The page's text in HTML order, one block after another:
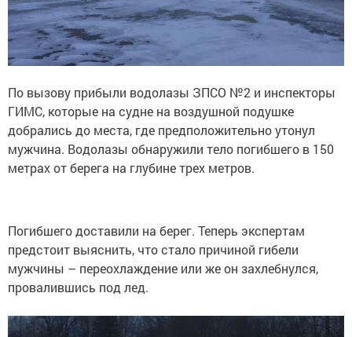
По вызову прибыли водолазы ЗПСО №2 и инспекторы
ГИМС, которые на судне на воздушной подушке
добрались до места, где предположительно утонул
мужчина. Водолазы обнаружили тело погибшего в 150
метрах от берега на глубине трех метров.
Погибшего доставили на берег. Теперь экспертам
предстоит выяснить, что стало причиной гибели
мужчины – переохлаждение или же он захлебнулся,
провалившись под лед.